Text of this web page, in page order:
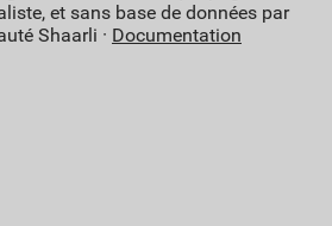
et sans base de données par
Shaarli · Documentation